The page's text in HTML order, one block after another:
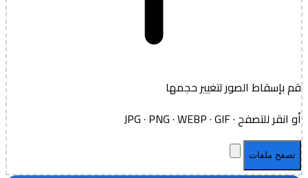
قم بإسقاط الصور لتغيير حجمها
أو انقر للتصفح · JPG · PNG · WEBP · GIF
تصفح ملفات